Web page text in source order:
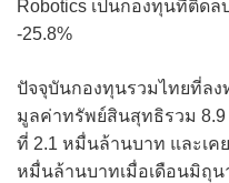
Robotics เป็นกองทุนที่ติด
-25.8%
ปัจจุบันกองทุนรวมไทยที่ลง
มูลค่าทรัพย์สินสุทธิรวม
ที่ 2.1 หมื่นล้านบาท และเค
หมื่นล้านบาทเมื่อเดือนมิถุน